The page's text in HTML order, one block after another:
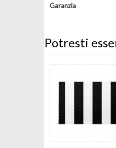
Garanzia
Potresti